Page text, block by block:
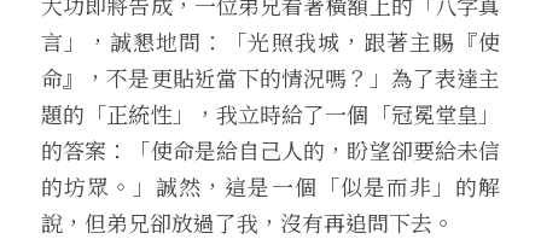
言」，誠懇地問：「光照我城，跟著主賜『使
命』，不是更貼近當下的情況嗎？」為了表達主
題的「正統性」，我立時給了一個「冠冕堂皇」
的答案：「使命是給自己人的，盼望卻要給未信
的坊眾。」誠然，這是一個「似是而非」的解
說，但弟兄卻放過了我，沒有再追問下去。